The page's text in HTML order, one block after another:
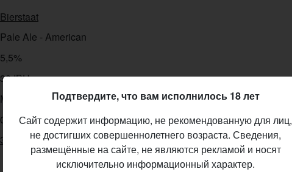
Bierstaat
Pale Ale - American
5,5%
30 IBU
Mosaic, Idaho 7, Centennial, Azacca
04.01.2020
3.594
Подтвердите, что вам исполнилось 18 лет
Сайт содержит информацию, не рекомендованную для лиц,
не достигших совершеннолетнего возраста. Сведения,
размещённые на сайте, не являются рекламой и носят
исключительно информационный характер.